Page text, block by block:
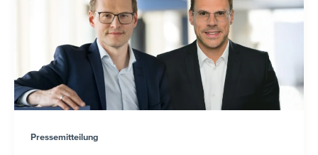
Pressemitteilung